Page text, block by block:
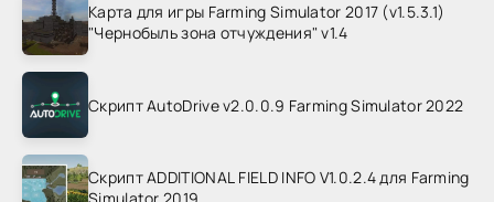
Карта для игры Farming Simulator 2017 (v1.5.3.1)
"Чернобыль зона отчуждения" v1.4
Скрипт AutoDrive v2.0.0.9 Farming Simulator 2022
Скрипт ADDITIONAL FIELD INFO V1.0.2.4 для Farming